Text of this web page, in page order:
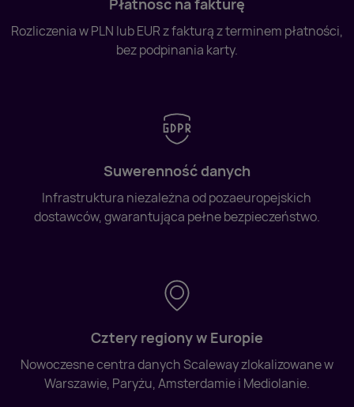
Płatność na fakturę
Rozliczenia w PLN lub EUR z fakturą z terminem płatności,
bez podpinania karty.
Suwerenność danych
Infrastruktura niezależna od pozaeuropejskich
dostawców, gwarantująca pełne bezpieczeństwo.
Cztery regiony w Europie
Nowoczesne centra danych Scaleway zlokalizowane w
Warszawie, Paryżu, Amsterdamie i Mediolanie.